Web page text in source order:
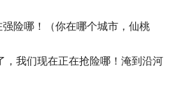
险哪！（你在哪个城市，仙桃
，我们现在正在抢险哪！淹到沿河